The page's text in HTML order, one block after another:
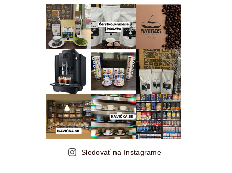
Sledovať na Instagrame